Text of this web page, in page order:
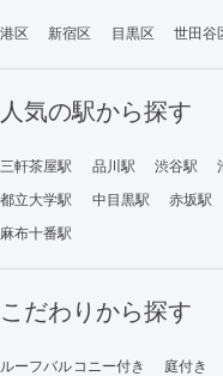
港区 新宿区 目黒区 世田谷
人気の駅から探す
三軒茶屋駅 品川駅 渋谷駅
都立大学駅
中目黒駅 赤坂駅
麻布十番駅
こだわりから探す
ルーフバルコニー付き 庭付き